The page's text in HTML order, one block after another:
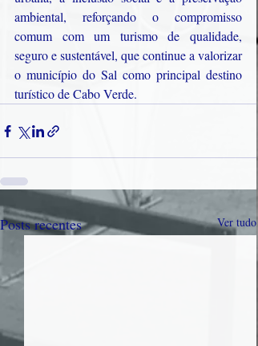
ambiental, reforçando o compromisso
comum com um turismo de qualidade,
seguro e sustentável, que continue a valorizar
o município do Sal como principal destino
turístico de Cabo Verde.
Posts recentes Ver tudo